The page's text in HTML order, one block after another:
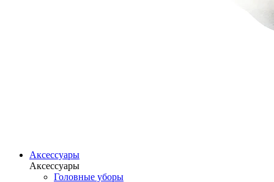
Аксессуары
Аксессуары
Головные уборы